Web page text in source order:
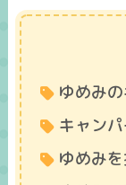
ゆめみ
キャン
ゆめみ